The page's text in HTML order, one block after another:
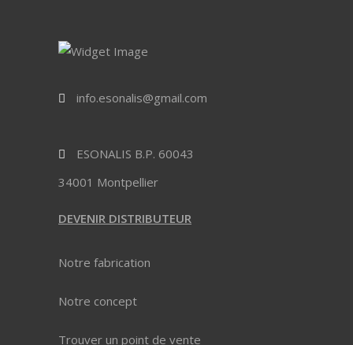
info.esonalis@gmail.com
ESONALIS B.P. 60043
34001 Montpellier
DEVENIR DISTRIBUTEUR
Notre fabrication
Notre concept
Trouver un point de vente